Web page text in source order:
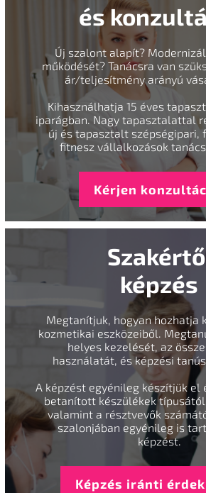
és
Új szalont alapít?
működését? Tanácsra van
ár/teljesítmény arányú
Kihasználhatja 15 éves
iparágban. Nagy tapasztalattal
új és tapasztalt szépségipari,
fitnesz vállalkozások
Kérjen
képzés
Megtanítjuk, hogyan hozhatja
kozmetikai eszközeiből.
helyes kezelését, az
használatát, és képzési
A képzést egyénileg készítjük el
betanított készülékek
valamint a résztvevők
szalonjában egyénileg is
képzést.
Képzés iránti